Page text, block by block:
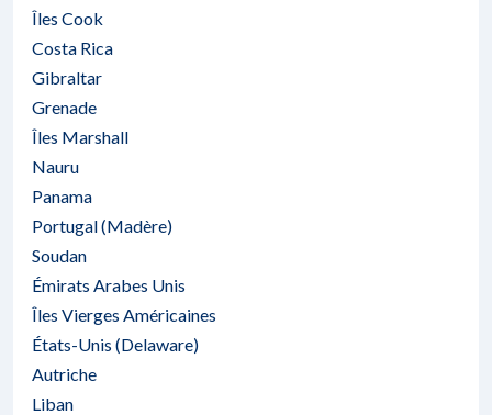
Îles Cook
Costa Rica
Gibraltar
Grenade
Îles Marshall
Nauru
Panama
Portugal (Madère)
Soudan
Émirats Arabes Unis
Îles Vierges Américaines
États-Unis (Delaware)
Autriche
Liban